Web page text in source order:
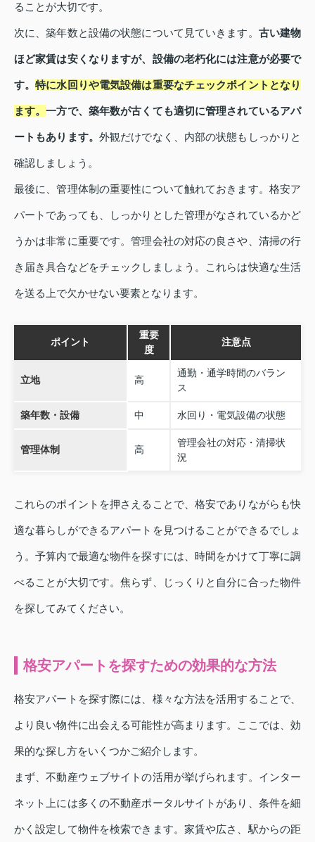
ることが大切です。
次に、築年数と設備の状態について見ていきます。 古い建物
ほど家賃は安くなりますが、設備の老朽化には注意が必要で
す。特に水回りや電気設備は重要なチェックポイントとなり
ます。一方で、築年数が古くても適切に管理されているアパ
ートもあります。 外観だけでなく、内部の状態もしっかりと
確認しましょう。
最後に、管理体制の重要性について触れておきます。格安ア
パートであっても、しっかりとした管理がなされているかど
うかは非常に重要です。管理会社の対応の良さや、清掃の行
き届き具合などをチェックしましょう。これらは快適な生活
を送る上で欠かせない要素となります。
ポイント
重要
度
注意点
立地 高
通勤・通学時間のバラン
ス
築年数・設備 中 水回り・電気設備の状態
管理体制 高
管理会社の対応・清掃状
況
これらのポイントを押さえることで、格安でありながらも快
適な暮らしができるアパートを見つけることができるでしょ
う。予算内で最適な物件を探すには、時間をかけて丁寧に調
べることが大切です。焦らず、じっくりと自分に合った物件
を探してみてください。
格安アパートを探すための効果的な方法
格安アパートを探す際には、様々な方法を活用することで、
より良い物件に出会える可能性が高まります。ここでは、効
果的な探し方をいくつかご紹介します。
まず、不動産ウェブサイトの活用が挙げられます。インター
ネット上には多くの不動産ポータルサイトがあり、条件を細
かく設定して物件を検索できます。家賃や広さ、駅からの距